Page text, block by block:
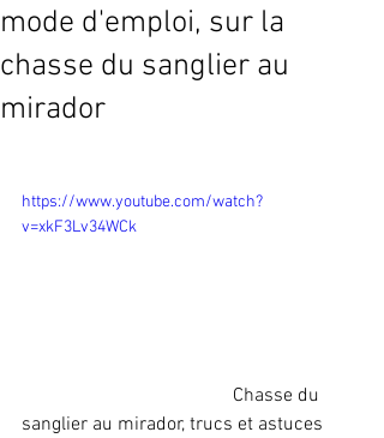
mode d'emploi, sur la
chasse du sanglier au
mirador
https://www.youtube.com/watch?
v=xkF3Lv34WCk
sanglier au mirador, trucs et astuces